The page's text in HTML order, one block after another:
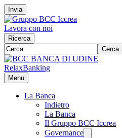
Invia
Lavora con noi
Ricerca
Cerca
RelaxBanking
Menu
La Banca
Indietro
La Banca
Il Gruppo BCC Iccrea
Governance